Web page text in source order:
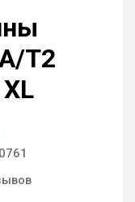
T2